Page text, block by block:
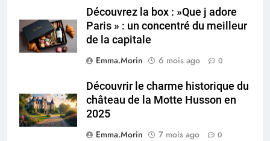
Découvrez la box : »Que j adore
Paris » : un concentré du meilleur
de la capitale
Emma.Morin
6 mois ago 0
Découvrir le charme historique du
château de la Motte Husson en
2025
Emma.Morin
7 mois ago 0